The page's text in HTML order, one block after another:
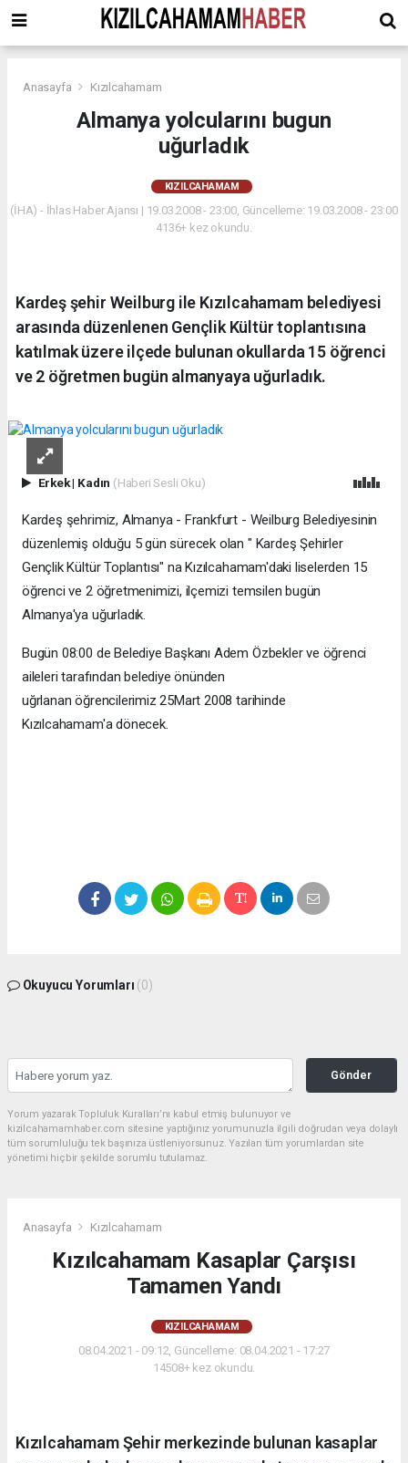
Anasayfa Kızılcahamam
Almanya yolcularını bugun
uğurladık
KIZILCAHAMAM
(İHA) - İhlas Haber Ajansı | 19.03.2008 - 23:00, Güncelleme: 19.03.2008 - 23:00
4136+ kez okundu.
Kardeş şehir Weilburg ile Kızılcahamam belediyesi
arasında düzenlenen Gençlik Kültür toplantısına
katılmak üzere ilçede bulunan okullarda 15 öğrenci
ve 2 öğretmen bugün almanyaya uğurladık.
Erkek| Kadın (Haberi Sesli Oku)
Kardeş şehrimiz, Almanya - Frankfurt - Weilburg Belediyesinin
düzenlemiş olduğu 5 gün sürecek olan " Kardeş Şehirler
Gençlik Kültür Toplantısı" na Kızılcahamam'daki liselerden 15
öğrenci ve 2 öğretmenimizi, ilçemizi temsilen bugün
Almanya'ya uğurladık.
Bugün 08:00 de Belediye Başkanı Adem Özbekler ve öğrenci
aileleri tarafından belediye önünden
uğrlanan öğrencilerimiz 25Mart 2008 tarihinde
Kızılcahamam'a dönecek.
Okuyucu Yorumları (0)
Gönder
Yorum yazarak Topluluk Kuralları’nı kabul etmiş bulunuyor ve
kizilcahamamhaber.com sitesine yaptığınız yorumunuzla ilgili doğrudan veya dolaylı
tüm sorumluluğu tek başınıza üstleniyorsunuz. Yazılan tüm yorumlardan site
yönetimi hiçbir şekilde sorumlu tutulamaz.
Anasayfa Kızılcahamam
Kızılcahamam Kasaplar Çarşısı
Tamamen Yandı
KIZILCAHAMAM
08.04.2021 - 09:12, Güncelleme: 08.04.2021 - 17:27
14508+ kez okundu.
Kızılcahamam Şehir merkezinde bulunan kasaplar